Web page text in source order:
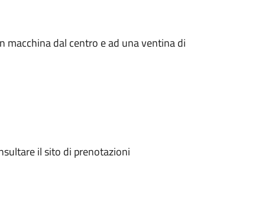
dal centro e ad una ventina di
il sito di prenotazioni